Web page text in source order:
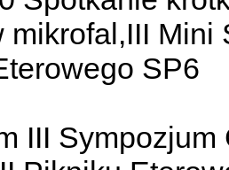
mikrofal,III
SP6
III